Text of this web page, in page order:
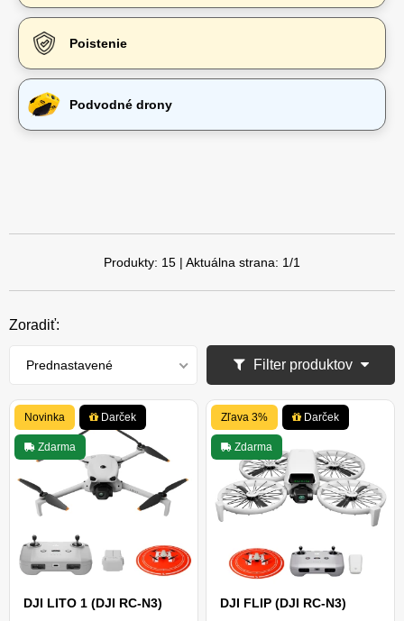
Poistenie
Podvodné drony
Produkty: 15 | Aktuálna strana: 1/1
Zoradiť:
Prednastavené Filter produktov
Novinka Darček
Zdarma
DJI LITO 1 (DJI RC-N3)
Zľava 3% Darček
Zdarma
DJI FLIP (DJI RC-N3)